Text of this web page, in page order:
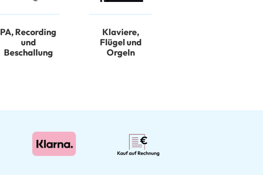
PA, Recording
und
Beschallung
Klaviere,
Flügel und
Orgeln